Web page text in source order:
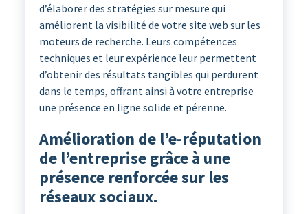
d’élaborer des stratégies sur mesure qui
améliorent la visibilité de votre site web sur les
moteurs de recherche. Leurs compétences
techniques et leur expérience leur permettent
d’obtenir des résultats tangibles qui perdurent
dans le temps, offrant ainsi à votre entreprise
une présence en ligne solide et pérenne.
Amélioration de l’e-réputation
de l’entreprise grâce à une
présence renforcée sur les
réseaux sociaux.